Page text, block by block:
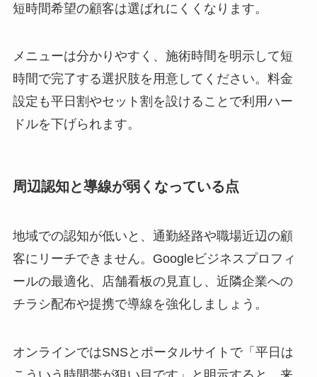
短時間希望の顧客は選ばれにくくなります。
メニューは分かりやすく、施術時間を明示して短
時間で完了する選択肢を用意してください。料金
設定も平日割やセット割を設けることで利用ハー
ドルを下げられます。
周辺認知と導線が弱くなっている点
地域での認知が低いと、通勤経路や職場近辺の顧
客にリーチできません。Googleビジネスプロフィ
ールの最適化、店舗看板の見直し、近隣企業への
チラシ配布や提携で導線を強化しましょう。
オンラインではSNSとポータルサイトで「平日は